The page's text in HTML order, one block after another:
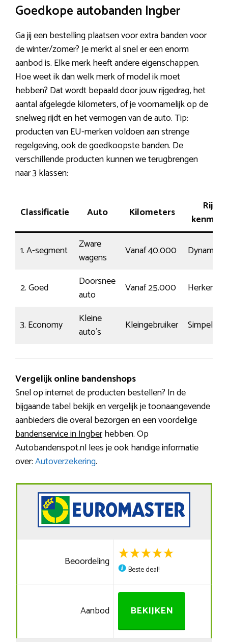
Goedkope autobanden Ingber
Ga jij een bestelling plaatsen voor extra banden voor
de winter/zomer? Je merkt al snel er een enorm
aanbod is. Elke merk heeft andere eigenschappen.
Hoe weet ik dan welk merk of model ik moet
hebben? Dat wordt bepaald door jouw rijgedrag, het
aantal afgelegde kilometers, of je voornamelijk op de
snelweg rijdt en het vermogen van de auto. Tip:
producten van EU-merken voldoen aan strenge
regelgeving, ook de goedkoopste banden. De
verschillende producten kunnen we terugbrengen
naar 3 klassen:
Classificatie Auto Kilometers
Rij-
kenmerk
1. A-segment
Zware
wagens
Vanaf 40.000 Dynamisch
2. Goed
Doorsnee
auto
Vanaf 25.000
3. Economy
Kleine
auto’s
Kleingebruiker Simpel
Vergelijk online bandenshops
Snel op internet de producten bestellen? In de
bijgaande tabel bekijk en vergelijk je toonaangevende
aanbieders die overal bezorgen en een voordelige
bandenservice in Ingberhebben. Op
Autobandenspot.nl lees je ook handige informatie
over:Autoverzekering.
Beoordeling
Beste deal!
Aanbod BEKIJKEN